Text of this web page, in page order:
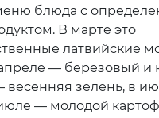
блюда с
В марте это
латвийские
— березовый и
весенняя зелень, в
— молодой